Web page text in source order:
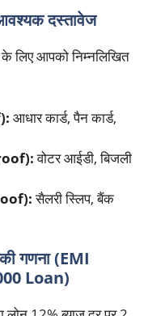
दस्तावेज
लिए आपको निम्नलिखित
आधार कार्ड, पैन कार्ड,
वोटर आईडी, बिजली
सैलरी स्लिप, बैंक
गणना (EMI
Loan)